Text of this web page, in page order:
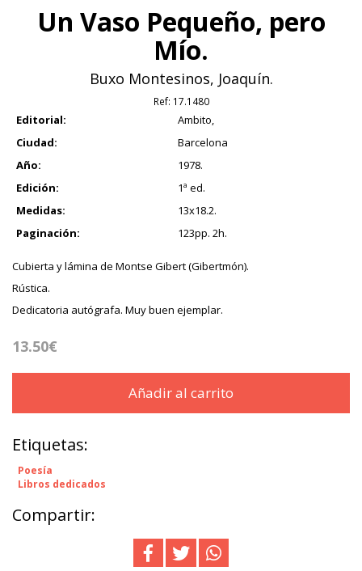
Un Vaso Pequeño, pero
Mío.
Buxo Montesinos, Joaquín.
Ref: 17.1480
Editorial:
Ambito,
Ciudad:
Barcelona
Año:
1978.
Edición:
1ª ed.
Medidas:
13x18.2.
Paginación:
123pp. 2h.
Cubierta y lámina de Montse Gibert (Gibertmón).
Rústica.
Dedicatoria autógrafa. Muy buen ejemplar.
13.50€
Añadir al carrito
Etiquetas:
Poesía
Libros dedicados
Compartir: